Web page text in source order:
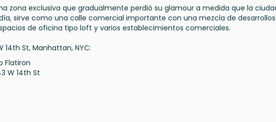
zona exclusiva que gradualmente perdió su glamour a medida que la
sirve como una calle comercial importante con una mezcla de desarrollos
de oficina tipo loft y varios establecimientos comerciales.
St, Manhattan, NYC:
Flatiron
W 14th St